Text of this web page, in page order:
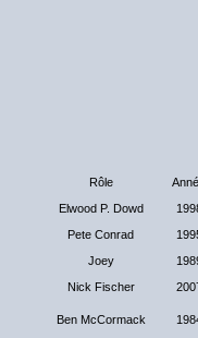
Rôle
Elwood P. Dowd
Pete Conrad
Joey
Nick Fischer
Ben McCormack